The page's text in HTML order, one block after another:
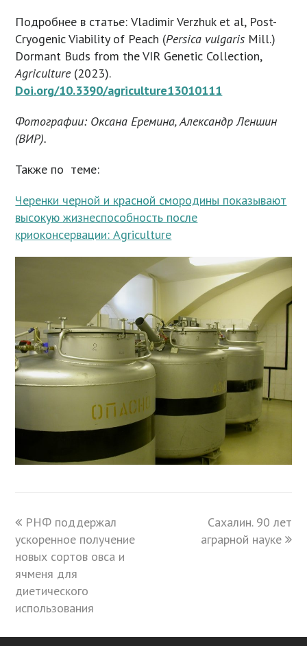
Подробнее в статье: Vladimir Verzhuk et al, Post-
Cryogenic Viability of Peach (Persica vulgaris Mill.)
Dormant Buds from the VIR Genetic Collection,
Agriculture(2023).
Doi.org/10.3390/agriculture13010111
Фотографии: Оксана Еремина, Александр Леншин
(ВИР).
Также по теме:
Черенки черной и красной смородины показывают
высокую жизнеспособность после
криоконсервации: Agriculture
previous
post:
РНФ поддержал
ускоренное получение
новых сортов овса и
ячменя для
диетического
использования
next
post:
Сахалин. 90 лет
аграрной науке